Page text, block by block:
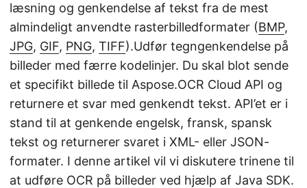
læsning og genkendelse af tekst fra de mest
almindeligt anvendte rasterbilledformater (BMP,
JPG, GIF, PNG, TIFF).Udfør tegngenkendelse på
billeder med færre kodelinjer. Du skal blot sende
et specifikt billede til Aspose.OCR Cloud API og
returnere et svar med genkendt tekst. API’et er i
stand til at genkende engelsk, fransk, spansk
tekst og returnerer svaret i XML- eller JSON-
formater. I denne artikel vil vi diskutere trinene til
at udføre OCR på billeder ved hjælp af Java SDK.